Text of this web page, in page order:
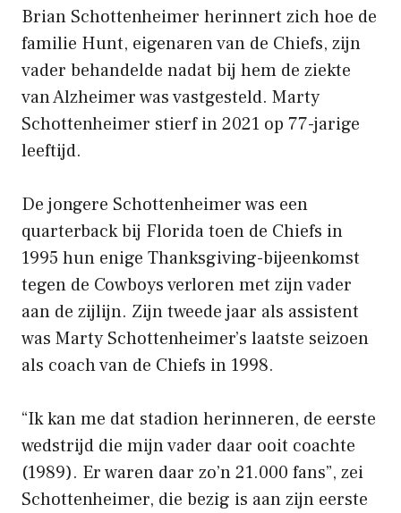
Brian Schottenheimer herinnert zich hoe de
familie Hunt, eigenaren van de Chiefs, zijn
vader behandelde nadat bij hem de ziekte
van Alzheimer was vastgesteld. Marty
Schottenheimer stierf in 2021 op 77-jarige
leeftijd.
De jongere Schottenheimer was een
quarterback bij Florida toen de Chiefs in
1995 hun enige Thanksgiving-bijeenkomst
tegen de Cowboys verloren met zijn vader
aan de zijlijn. Zijn tweede jaar als assistent
was Marty Schottenheimer’s laatste seizoen
als coach van de Chiefs in 1998.
“Ik kan me dat stadion herinneren, de eerste
wedstrijd die mijn vader daar ooit coachte
(1989). Er waren daar zo’n 21.000 fans”, zei
Schottenheimer, die bezig is aan zijn eerste